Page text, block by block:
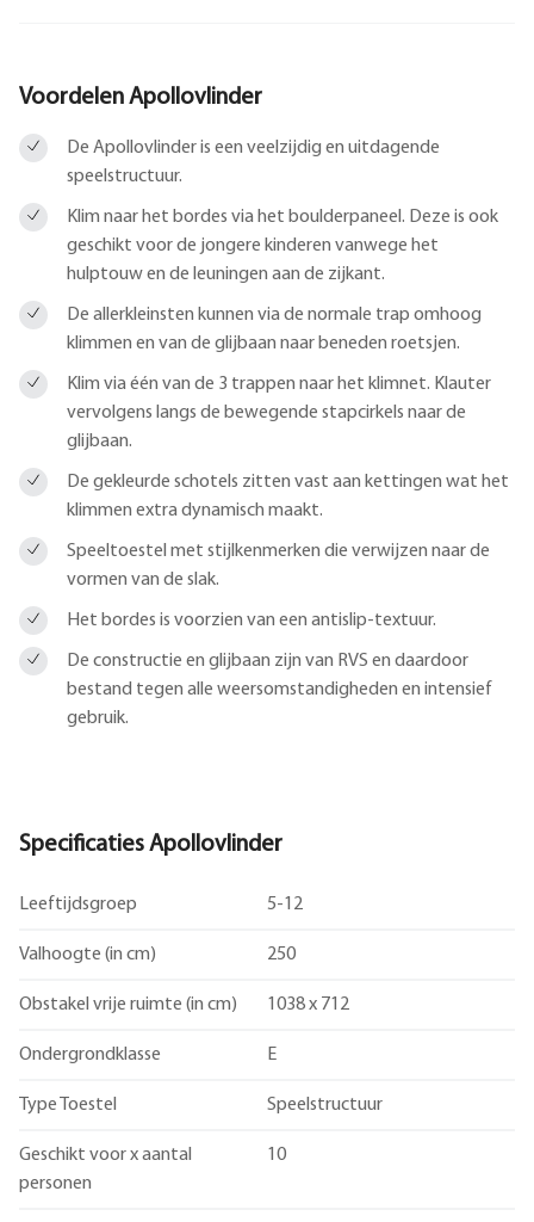
Voordelen Apollovlinder
De Apollovlinder is een veelzijdig en uitdagende
speelstructuur.
Klim naar het bordes via het boulderpaneel. Deze is ook
geschikt voor de jongere kinderen vanwege het
hulptouw en de leuningen aan de zijkant.
De allerkleinsten kunnen via de normale trap omhoog
klimmen en van de glijbaan naar beneden roetsjen.
Klim via één van de 3 trappen naar het klimnet. Klauter
vervolgens langs de bewegende stapcirkels naar de
glijbaan.
De gekleurde schotels zitten vast aan kettingen wat het
klimmen extra dynamisch maakt.
Speeltoestel met stijlkenmerken die verwijzen naar de
vormen van de slak.
Het bordes is voorzien van een antislip-textuur.
De constructie en glijbaan zijn van RVS en daardoor
bestand tegen alle weersomstandigheden en intensief
gebruik.
Specificaties Apollovlinder
Leeftijdsgroep 5-12
Valhoogte (in cm) 250
Obstakel vrije ruimte (in cm) 1038 x 712
Ondergrondklasse E
Type Toestel Speelstructuur
Geschikt voor x aantal
personen
10